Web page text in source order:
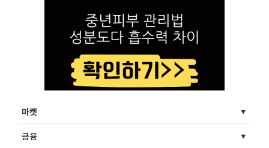
마켓
금융